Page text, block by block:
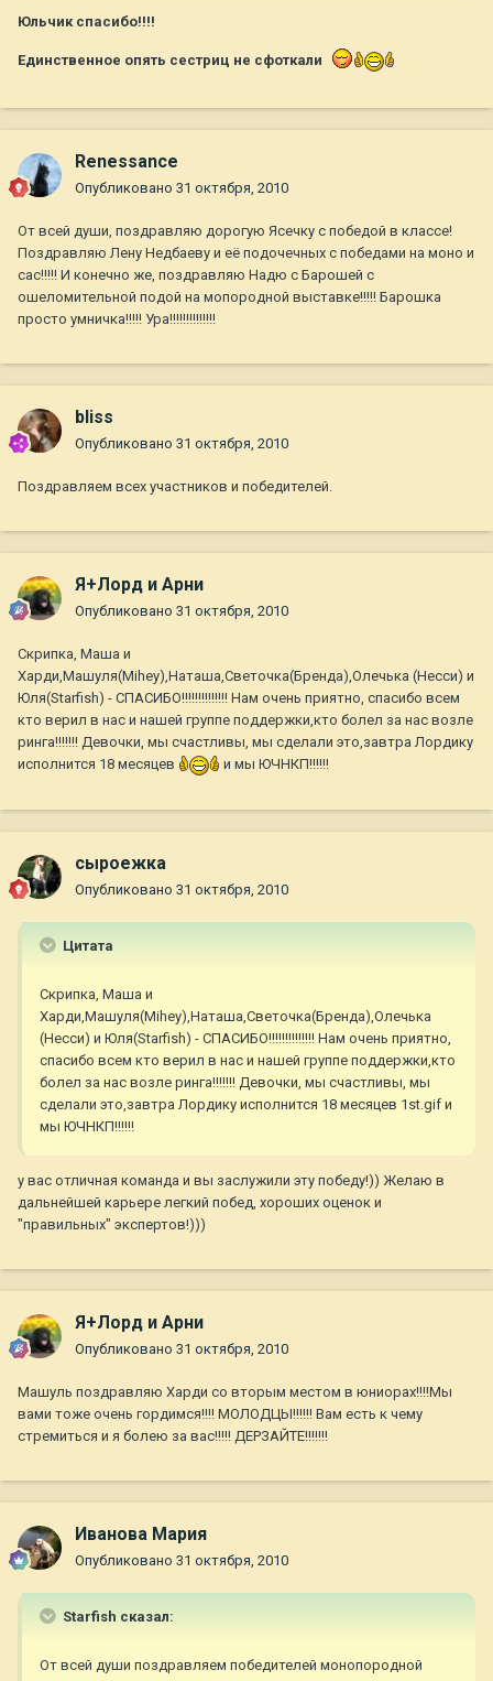
Юльчик спасибо!!!!
Единственное опять сестриц не сфоткали
Renessance
Опубликовано 31 октября, 2010
От всей души, поздравляю дорогую Ясечку с победой в классе!
Поздравляю Лену Недбаеву и её подочечных с победами на моно и
сас!!!!! И конечно же, поздравляю Надю с Барошей с
ошеломительной подой на мопородной выставке!!!!! Барошка
просто умничка!!!!! Ура!!!!!!!!!!!!!!
bliss
Опубликовано 31 октября, 2010
Поздравляем всех участников и победителей.
Я+Лорд и Арни
Опубликовано 31 октября, 2010
Скрипка, Маша и
Харди,Машуля(Mihey),Наташа,Светочка(Бренда),Олечька (Несси) и
Юля(Starfish) - СПАСИБО!!!!!!!!!!!!!! Нам очень приятно, спасибо всем
кто верил в нас и нашей группе поддержки,кто болел за нас возле
ринга!!!!!!! Девочки, мы счастливы, мы сделали это,завтра Лордику
исполнится 18 месяцев
и мы ЮЧНКП!!!!!!
сыроежка
Опубликовано 31 октября, 2010
Цитата
Скрипка, Маша и
Харди,Машуля(Mihey),Наташа,Светочка(Бренда),Олечька
(Несси) и Юля(Starfish) - СПАСИБО!!!!!!!!!!!!!! Нам очень приятно,
спасибо всем кто верил в нас и нашей группе поддержки,кто
болел за нас возле ринга!!!!!!! Девочки, мы счастливы, мы
сделали это,завтра Лордику исполнится 18 месяцев 1st.gif и
мы ЮЧНКП!!!!!!
у вас отличная команда и вы заслужили эту победу!)) Желаю в
дальнейшей карьере легкий побед, хороших оценок и
"правильных" экспертов!)))
Я+Лорд и Арни
Опубликовано 31 октября, 2010
Машуль поздравляю Харди со вторым местом в юниорах!!!!Мы
вами тоже очень гордимся!!!! МОЛОДЦЫ!!!!!! Вам есть к чему
стремиться и я болею за вас!!!!! ДЕРЗАЙТЕ!!!!!!!
Иванова Мария
Опубликовано 31 октября, 2010
Starfish сказал:
От всей души поздравляем победителей монопородной